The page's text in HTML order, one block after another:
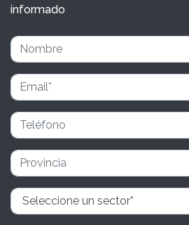
informado